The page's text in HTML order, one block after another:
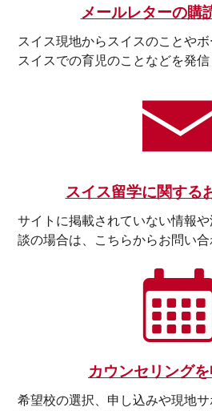
メールレターの購
スイス現地からスイスのことやボ
スイスでの育児のことなどを発信
スイス留学に関する
サイトに掲載されていない情報
談の場合は、こちらからお問い合
カウンセリング
希望校の選択、申し込みや現地